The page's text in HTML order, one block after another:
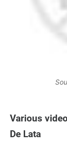
Various
De Lata